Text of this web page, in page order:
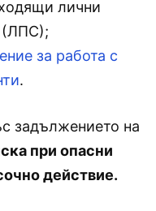
лични
(ЛПС);
за работа с
.
задължението на
при опасни
действие.